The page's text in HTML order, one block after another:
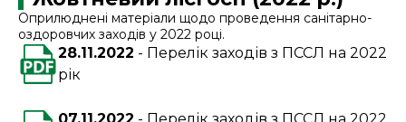
Оприлюднені матеріали щодо проведення санітарно-
оздоровчих заходів у 2022 році.
28.11.2022
Перелік заходів з ПССЛ на 2022
рік